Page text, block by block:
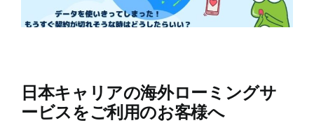
日本キャリアの海外ローミングサ
ービスをご利用のお客様へ